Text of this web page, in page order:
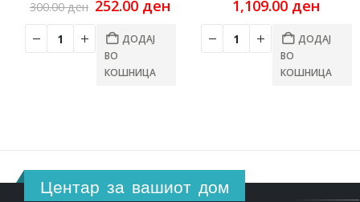
300.00ден Original
was:
300.00 ден.
252.00 ден
price
252.00 ден.
ДОДАЈ
ВО
КОШНИЦА
price
1,109.00ден
is:
ДОДАЈ
ВО
КОШНИЦА
Центар за вашиот дом